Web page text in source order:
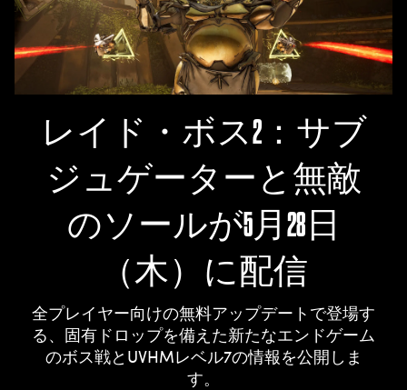
レイド・ボス2：サブ
ジュゲーターと無敵
のソールが5月28日
（木）に配信
全プレイヤー向けの無料アップデートで登場す
る、固有ドロップを備えた新たなエンドゲーム
のボス戦とUVHMレベル7の情報を公開しま
す。